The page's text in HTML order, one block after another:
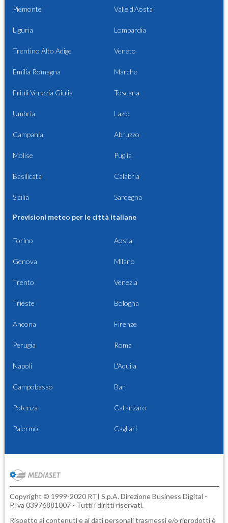
Piemonte Valle d'Aosta
Liguria Lombardia
Trentino Alto Adige Veneto
Emilia Romagna Marche
Friuli Venezia Giulia Toscana
Umbria Lazio
Campania Abruzzo
Molise Puglia
Basilicata Calabria
Sicilia Sardegna
Previsioni meteo per le città italiane
Torino Aosta
Genova Milano
Trento Venezia
Trieste Bologna
Ancona Firenze
Perugia Roma
Napoli L'Aquila
Campobasso Bari
Potenza Catanzaro
Palermo Cagliari
Copyright © 1999-2020 RTI S.p.A. Direzione Business Digital -
P.Iva 03976881007 - Tutti i diritti riservati.
Rispetto ai contenuti e ai dati personali trasmessi e/o riprodotti è